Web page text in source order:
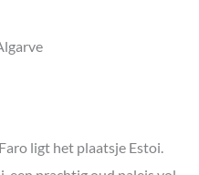
ligt het plaatsje Estoi.